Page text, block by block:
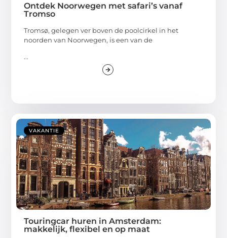
Ontdek Noorwegen met safari’s vanaf
Tromso
Tromsø, gelegen ver boven de poolcirkel in het
noorden van Noorwegen, is een van de
...
VAKANTIE
Touringcar huren in Amsterdam:
makkelijk, flexibel en op maat